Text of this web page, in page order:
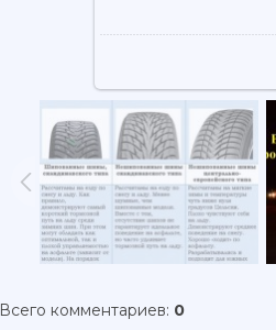
Всего комментариев: 0